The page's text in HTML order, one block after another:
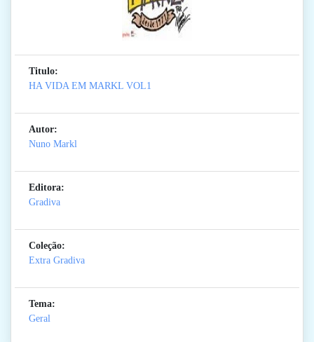
Titulo:
HA VIDA EM MARKL VOL1
Autor:
Nuno Markl
Editora:
Gradiva
Coleção:
Extra Gradiva
Tema:
Geral